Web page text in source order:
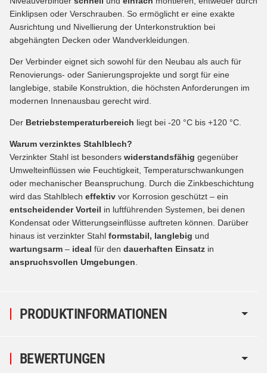
PRODUKTINFORMATIONEN
Einklipsen oder Verschrauben. So ermöglicht er eine exakte
Ausrichtung und Nivellierung der Unterkonstruktion bei
abgehängten Decken oder Wandverkleidungen.
Der Verbinder eignet sich sowohl für den Neubau als auch für
Renovierungs- oder Sanierungsprojekte und sorgt für eine
langlebige, stabile Konstruktion, die höchsten Anforderungen im
modernen Innenausbau gerecht wird.
Der Betriebstemperaturbereich liegt bei -20 °C bis +120 °C.
Warum verzinktes Stahlblech?
Verzinkter Stahl ist besonders widerstandsfähig gegenüber
Umwelteinflüssen wie Feuchtigkeit, Temperaturschwankungen
oder mechanischer Beanspruchung. Durch die Zinkbeschichtung
wird das Stahlblech effektiv vor Korrosion geschützt – ein
entscheidender Vorteil in luftführenden Systemen, bei denen
Kondensat oder Witterungseinflüsse auftreten können. Darüber
hinaus ist verzinkter Stahl formstabil, langlebig und
wartungsarm – ideal für den dauerhaften Einsatz in
anspruchsvollen Umgebungen
BEWERTUNGEN